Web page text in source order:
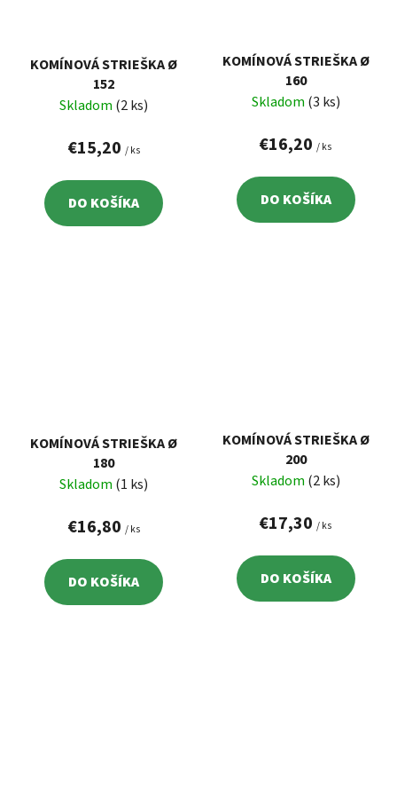
KOMÍNOVÁ STRIEŠKA Ø
152
Skladom (2 ks)
€15,20 / ks
DO KOŠÍKA
KOMÍNOVÁ STRIEŠKA Ø
160
Skladom (3 ks)
€16,20 / ks
DO KOŠÍKA
KOMÍNOVÁ STRIEŠKA Ø
180
Skladom (1 ks)
€16,80 / ks
DO KOŠÍKA
KOMÍNOVÁ STRIEŠKA Ø
200
Skladom (2 ks)
€17,30 / ks
DO KOŠÍKA